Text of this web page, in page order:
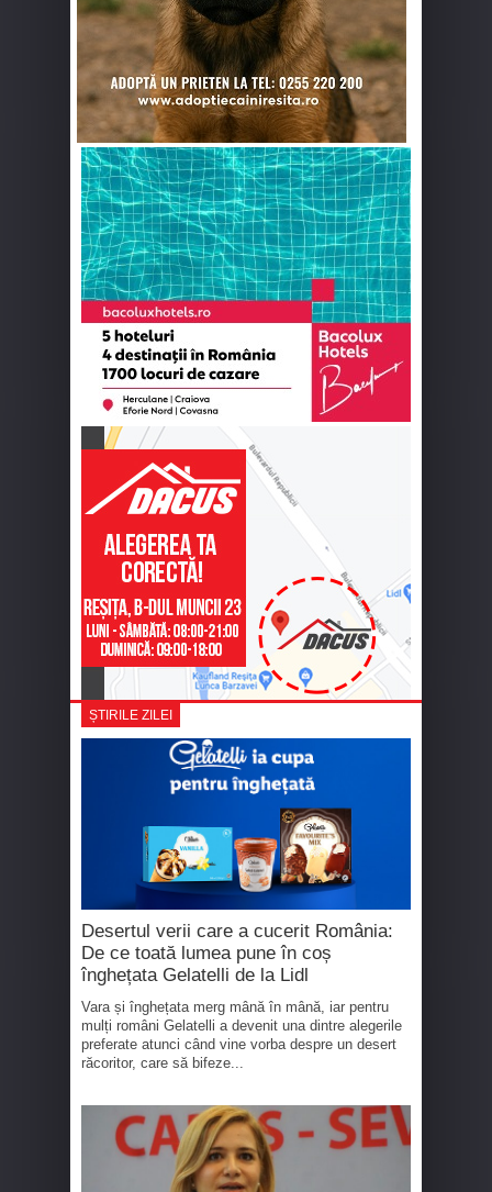
ȘTIRILE ZILEI
Desertul verii care a cucerit România:
De ce toată lumea pune în coș
înghețata Gelatelli de la Lidl
Vara și înghețata merg mână în mână, iar pentru
mulți români Gelatelli a devenit una dintre alegerile
preferate atunci când vine vorba despre un desert
răcoritor, care să bifeze...